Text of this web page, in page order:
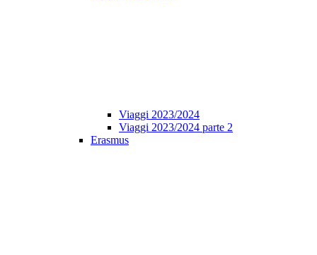
Viaggi 2023/2024
Viaggi 2023/2024 parte 2
Erasmus